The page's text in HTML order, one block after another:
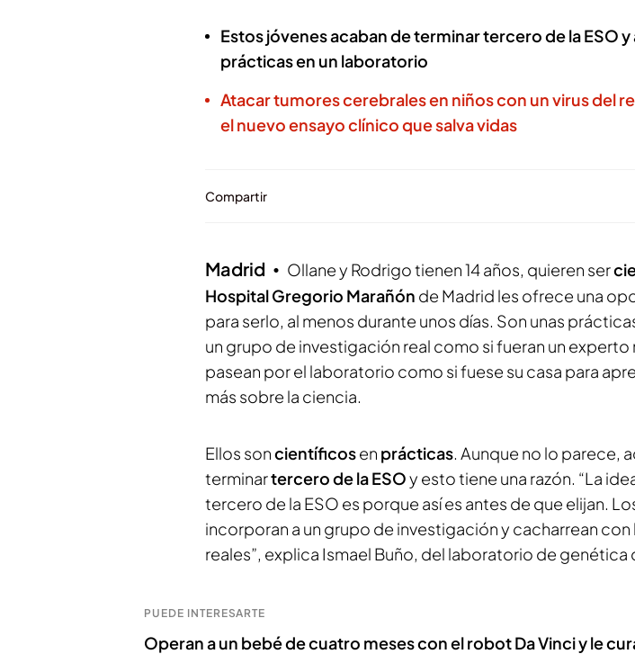
Estos jóvenes acaban de terminar tercero de la ESO
prácticas en un laboratorio
Atacar tumores cerebrales en niños con un virus del
el nuevo ensayo clínico que salva vidas
Compartir
Madrid Ollane y Rodrigo tienen 14 años, quieren ser
Hospital Gregorio Marañón de Madrid les ofrece una
para serlo, al menos durante unos días. Son unas
un grupo de investigación real como si fueran un experto
pasean por el laboratorio como si fuese su casa para
más sobre la ciencia.
Ellos soncientíficosen prácticas. Aunque no lo parece,
terminartercero de la ESOy esto tiene una razón. “La
tercero de la ESO es porque así es antes de que elijan.
incorporan a un grupo de investigación y cacharrean con
reales”, explica Ismael Buño, del laboratorio de genética
PUEDE INTERESARTE
Operan a un bebé de cuatro meses con el robot Da Vinci y le